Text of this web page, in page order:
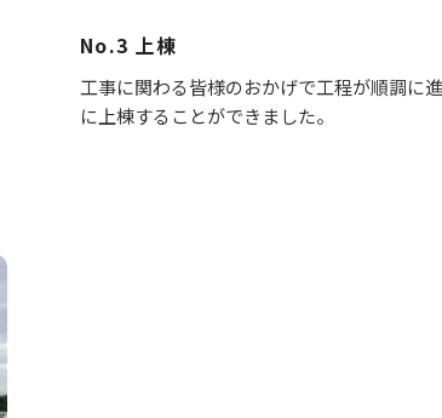
No.3 上棟
工事に関わる皆様のおかげで工程が順調に
に上棟することができました。